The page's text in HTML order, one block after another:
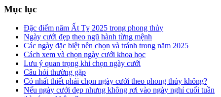
Mục lục
Đặc điểm năm Ất Tỵ 2025 trong phong thủy
Ngày cưới đẹp theo ngũ hành từng mệnh
Các ngày đặc biệt nên chọn và tránh trong năm 2025
Cách xem và chọn ngày cưới khoa học
Lưu ý quan trọng khi chọn ngày cưới
Câu hỏi thường gặp
Có nhất thiết phải chọn ngày cưới theo phong thủy không?
Nếu ngày cưới đẹp nhưng không rơi vào ngày nghỉ cuối tuần